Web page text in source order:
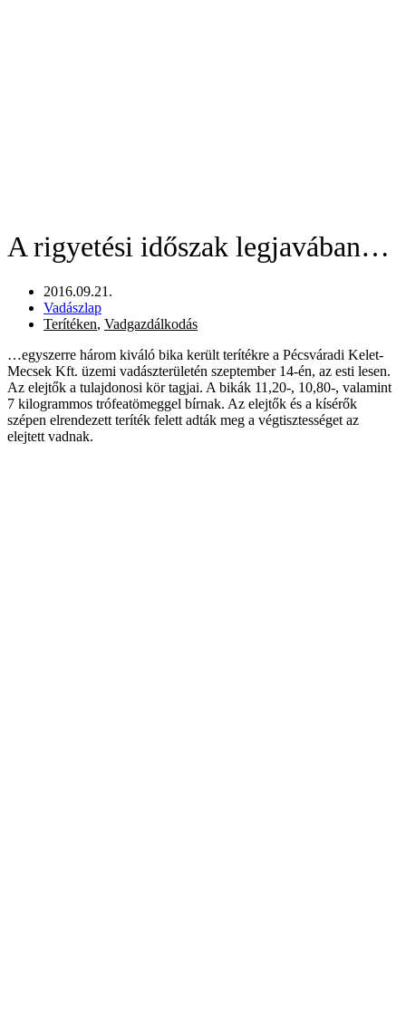
A rigyetési időszak legjavában…
2016.09.21.
Vadászlap
Terítéken, Vadgazdálkodás
…egyszerre három kiváló bika került terítékre a Pécsváradi Kelet-
Mecsek Kft. üzemi vadászterületén szeptember 14-én, az esti lesen.
Az elejtők a tulajdonosi kör tagjai. A bikák 11,20-, 10,80-, valamint
7 kilogrammos trófeatömeggel bírnak. Az elejtők és a kísérők
szépen elrendezett teríték felett adták meg a végtisztességet az
elejtett vadnak.